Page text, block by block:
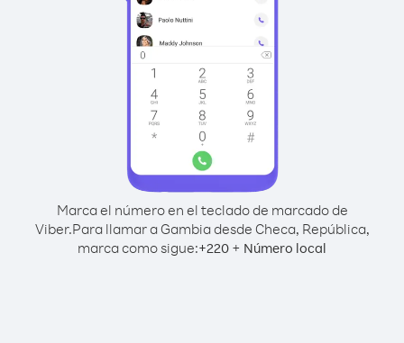
Marca el número en el teclado de marcado de
Viber.Para llamar a Gambia desde Checa, República,
marca como sigue:+220 + Número local